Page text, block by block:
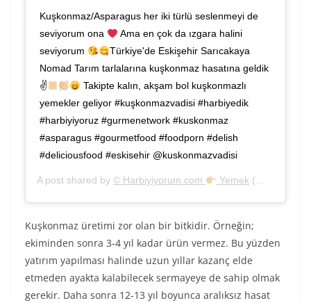
Kuşkonmaz/Asparagus her iki türlü seslenmeyi de
seviyorum ona
Ama en çok da ızgara halini
seviyorum
Türkiye'de Eskişehir Sarıcakaya
Nomad Tarım tarlalarına kuşkonmaz hasatına geldik
✌
Takipte kalın, akşam bol kuşkonmazlı
yemekler geliyor #kuşkonmazvadisi #harbiyedik
#harbiyiyoruz #gurmenetwork #kuskonmaz
#asparagus #gourmetfood #foodporn #delish
#deliciousfood #eskisehir @kuskonmazvadisi
A post shared by © Harbiyiyorum.com Yemek (@harbiyiyorum) on
Kuşkonmaz üretimi zor olan bir bitkidir. Örneğin;
ekiminden sonra 3-4 yıl kadar ürün vermez. Bu yüzden
yatırım yapılması halinde uzun yıllar kazanç elde
etmeden ayakta kalabilecek sermayeye de sahip olmak
gerekir. Daha sonra 12-13 yıl boyunca aralıksız hasat